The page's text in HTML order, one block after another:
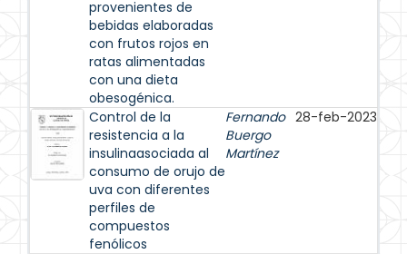
provenientes de
bebidas elaboradas
con frutos rojos en
ratas alimentadas
con una dieta
obesogénica.
Control de la
resistencia a la
insulinaasociada al
consumo de orujo de
uva con diferentes
perfiles de
compuestos
fenólicos
Fernando
Buergo
Martínez
28-feb-2023